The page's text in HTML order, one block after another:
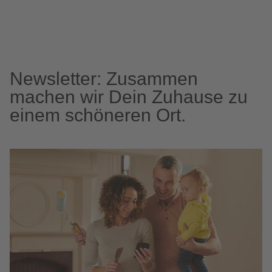
Newsletter: Zusammen
machen wir Dein Zuhause zu
einem schöneren Ort.